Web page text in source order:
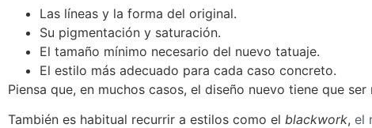
Las líneas y la forma del original.
Su pigmentación y saturación.
El tamaño mínimo necesario del nuevo tatuaje.
El estilo más adecuado para cada caso concreto.
Piensa que, en muchos casos, el diseño nuevo tiene que
También es habitual recurrir a estilos como el blackwork, el